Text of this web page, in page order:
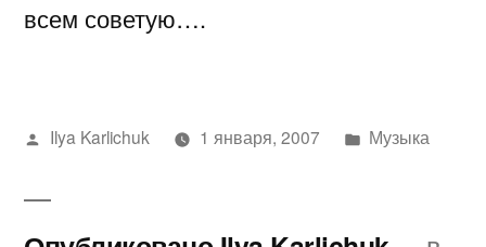
всем советую….
Написано
Ilya Karlichuk 1 января, 2007
Написано
Музыка